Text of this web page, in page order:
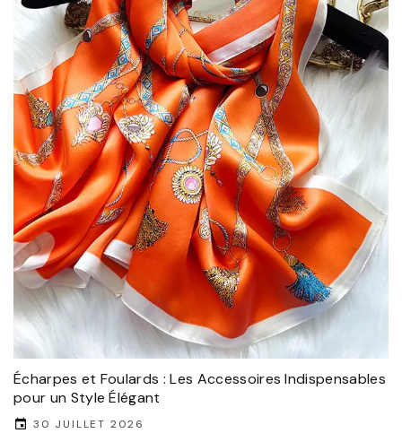
Écharpes et Foulards : Les Accessoires Indispensables
pour un Style Élégant
30 JUILLET 2026